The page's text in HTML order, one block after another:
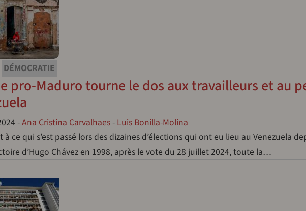
DÉMOCRATIE
pro-Maduro tourne le dos aux travailleurs et au
-Ana Cristina Carvalhaes- Luis Bonilla-Molina
ce qui s’est passé lors des dizaines d’élections qui ont eu lieu au Venezuela
d’Hugo Chávez en 1998, après le vote du 28 juillet 2024, toute la…